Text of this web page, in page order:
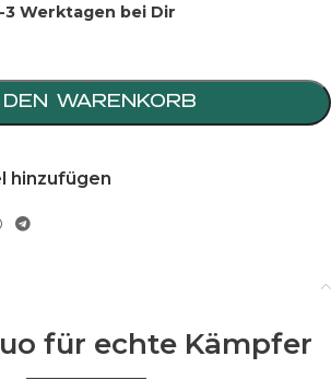
3 Werktagen bei Dir
DEN WARENKORB
hinzufügen
für echte Kämpfer